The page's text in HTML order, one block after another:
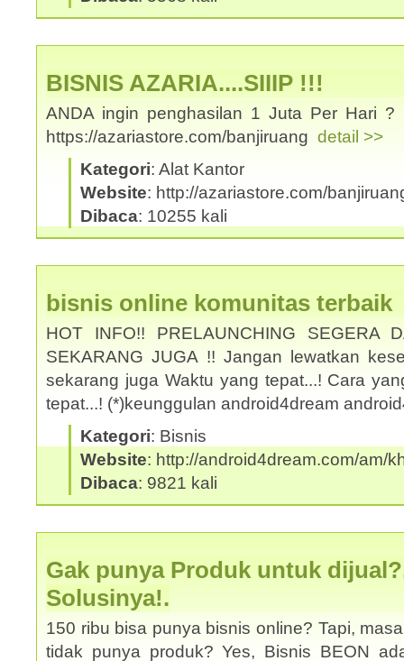
BISNIS AZARIA....SIIIP !!!
ANDA ingin penghasilan 1 Juta Per Hari ?
https://azariastore.com/banjiruang detail >>
Kategori: Alat Kantor
Website: http://azariastore.com/
Dibaca: 10255 kali
bisnis online komunitas terbaik
HOT INFO!! PRELAUNCHING SEGERA
SEKARANG JUGA !! Jangan lewatkan
sekarang juga Waktu yang tepat...! Cara
tepat...! (*)keunggulan android4dream
Kategori: Bisnis
Website: http://android4dream.com/am/
Dibaca: 9821 kali
Gak punya Produk untuk
Solusinya!.
150 ribu bisa punya bisnis online? Tapi,
tidak punya produk? Yes, Bisnis BEON